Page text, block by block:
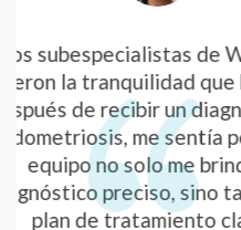
Mi
WHIP fue
Tenía
explicarlo
Me sentí